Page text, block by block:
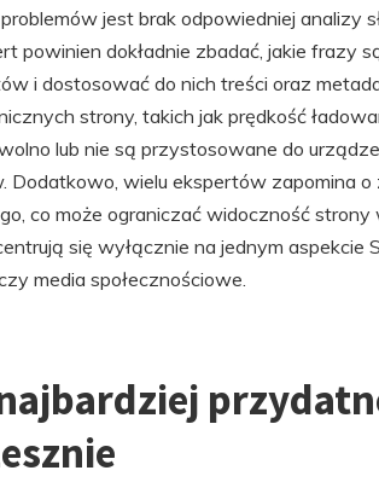
jest brak odpowiedniej analizy
powinien dokładnie zbadać, jakie frazy
i dostosować do nich treści oraz
strony, takich jak prędkość
lub nie są przystosowane do
Dodatkowo, wielu ekspertów zapomina o
co może ograniczać widoczność strony
się wyłącznie na jednym aspekcie
media społecznościowe.